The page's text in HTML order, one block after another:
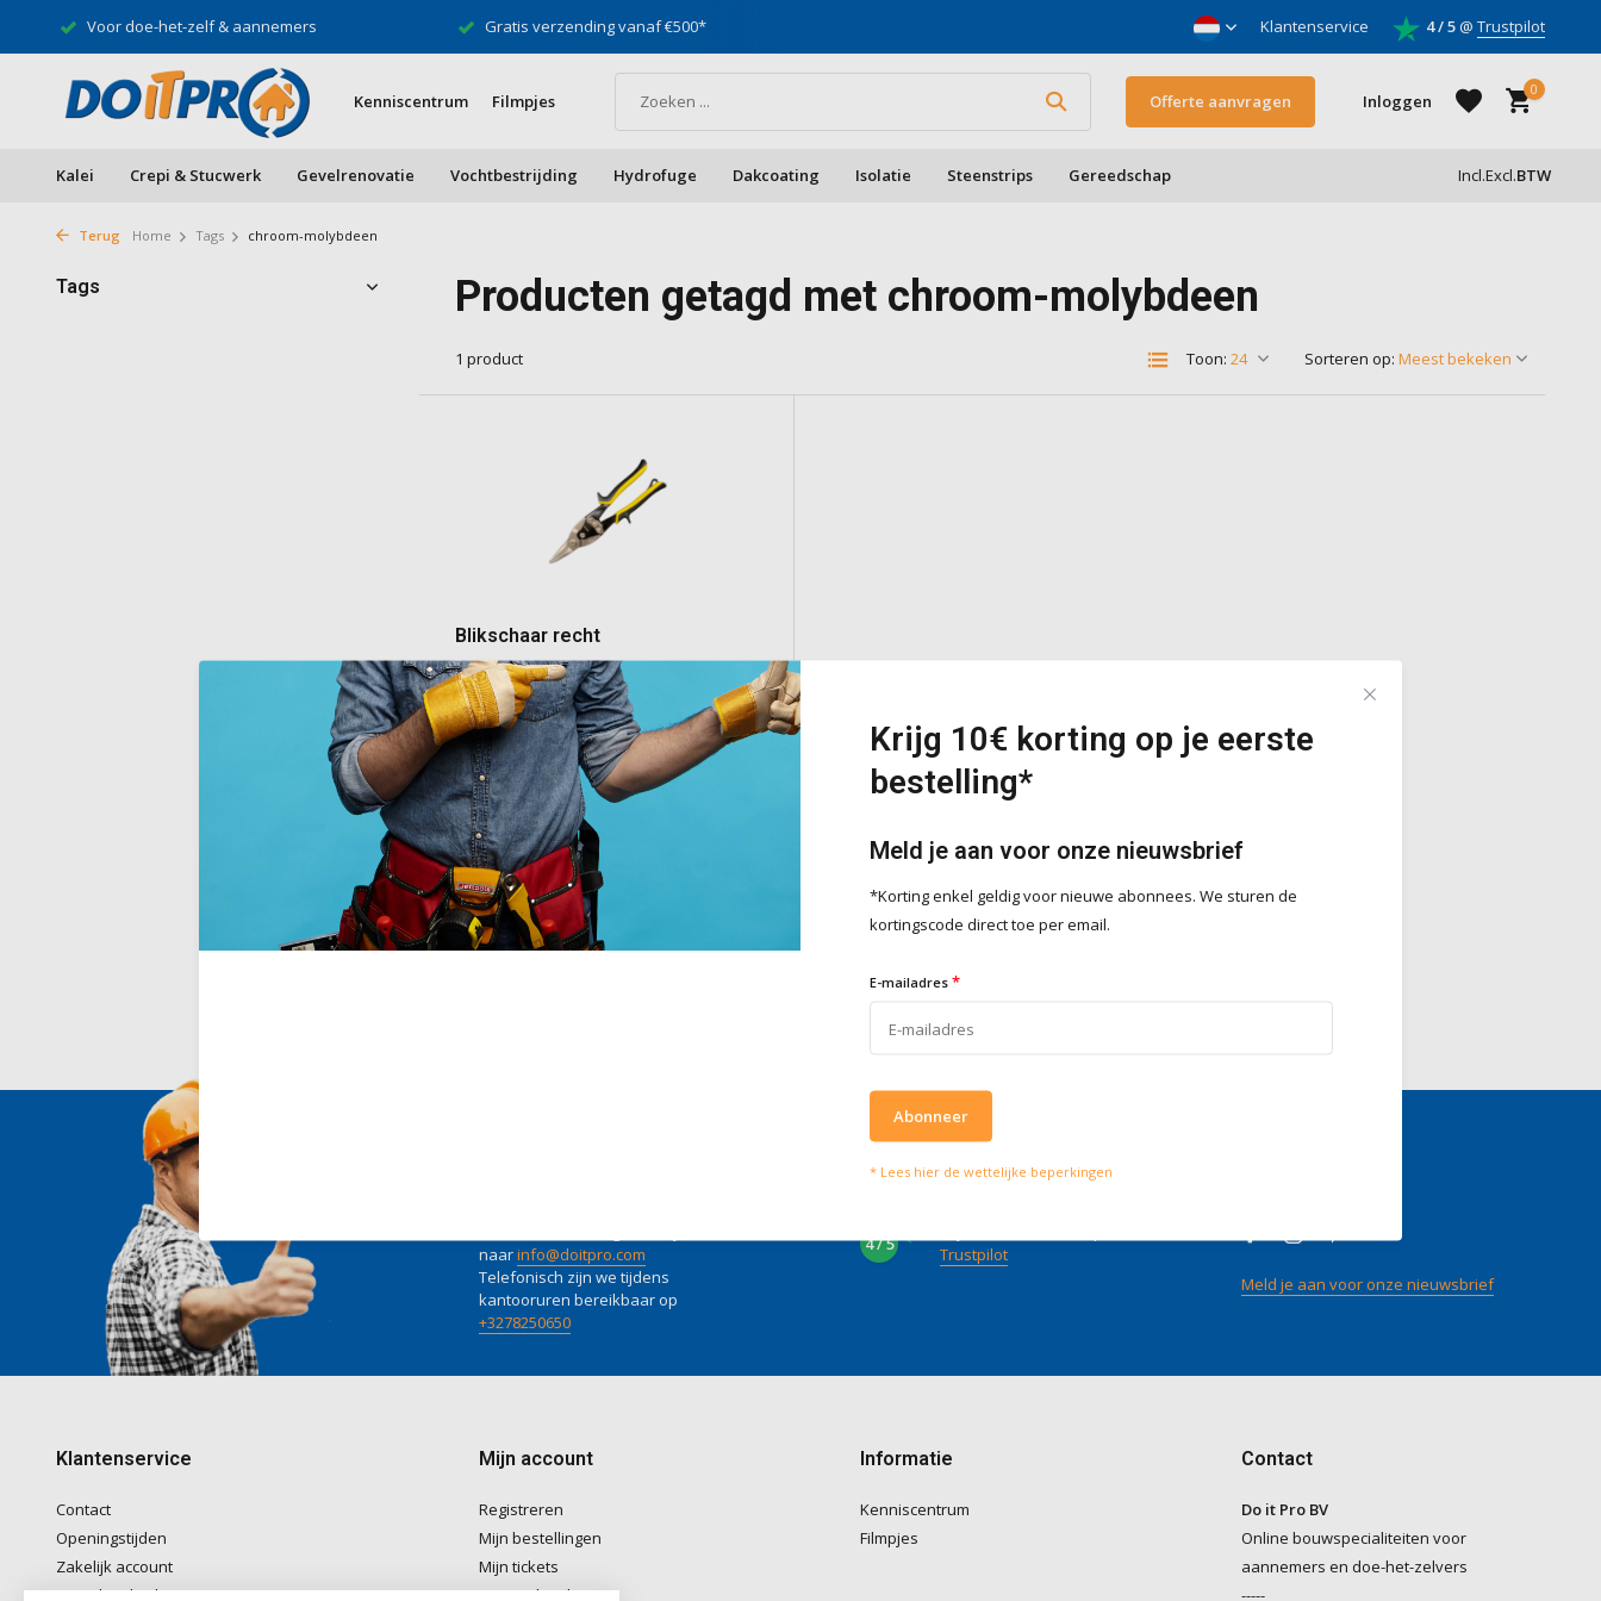
Gratis verzending vanaf €500* Specialist in gevels, vocht & daken Klantenservice 4 / 5@ Trustpilot
Kenniscentrum Filmpjes Offerte aanvragen Inloggen
0
Kalei Crepi & Stucwerk Gevelrenovatie Vochtbestrijding Hydrofuge Dakcoating Isolatie Steenstrips Gereedschap Incl.Excl.BTW
Terug Home Tags chroom-molybdeen
Tags Producten getagd met chroom-molybdeen
1 product Toon: Sorteren op:
Blikschaar recht
Robuuste blikschaar voor het knippen van
staalplaten tot 1,5 mm. Voorzien van een
legering van chroom en molybdeen,
gekartelde kaken, verstelbare hefboom,
handgrepen met zachte grip en een
terugslagveer voor gemak en comfort.
Deliverytime
€36,40
Incl. BTW
naarinfo@doitpro.com
Telefonisch zijn we tijdens
kantooruren bereikbaar op
+3278250650
Wat onze klanten zeggen
4 / 5
Trustpilot
Meld je aan voor onze nieuwsbrief
Klantenservice
Contact
Openingstijden
Zakelijk account
Betaalmethoden
Mijn account
Registreren
Mijn bestellingen
Mijn tickets
Mijn verlanglijst
Informatie
Kenniscentrum
Filmpjes
Contact
Do it Pro BV
Online bouwspecialiteiten voor
aannemers en doe-het-zelvers
-----
Krijg 10€ korting op je eerste
bestelling*
Meld je aan voor onze nieuwsbrief
*Korting enkel geldig voor nieuwe abonnees. We sturen de
kortingscode direct toe per email.
E-mailadres *
Abonneer
* Lees hier de wettelijke beperkingen